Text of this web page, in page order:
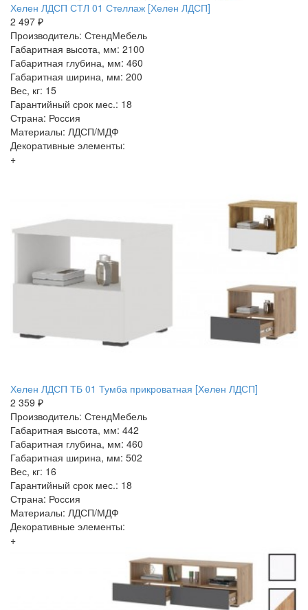
Хелен ЛДСП СТЛ 01 Стеллаж [Хелен ЛДСП]
2 497 ₽
Производитель: СтендМебель
Габаритная высота, мм: 2100
Габаритная глубина, мм: 460
Габаритная ширина, мм: 200
Вес, кг: 15
Гарантийный срок мес.: 18
Страна: Россия
Материалы: ЛДСП/МДФ
Декоративные элементы:
+
Хелен ЛДСП ТБ 01 Тумба прикроватная [Хелен ЛДСП]
2 359 ₽
Производитель: СтендМебель
Габаритная высота, мм: 442
Габаритная глубина, мм: 460
Габаритная ширина, мм: 502
Вес, кг: 16
Гарантийный срок мес.: 18
Страна: Россия
Материалы: ЛДСП/МДФ
Декоративные элементы:
+